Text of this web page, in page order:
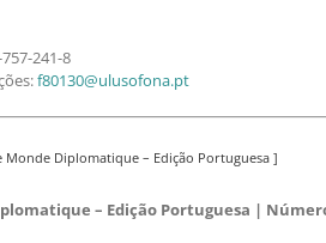
241-8
f80130@ulusofona.pt
Monde Diplomatique – Edição Portuguesa ]
– Edição Portuguesa |